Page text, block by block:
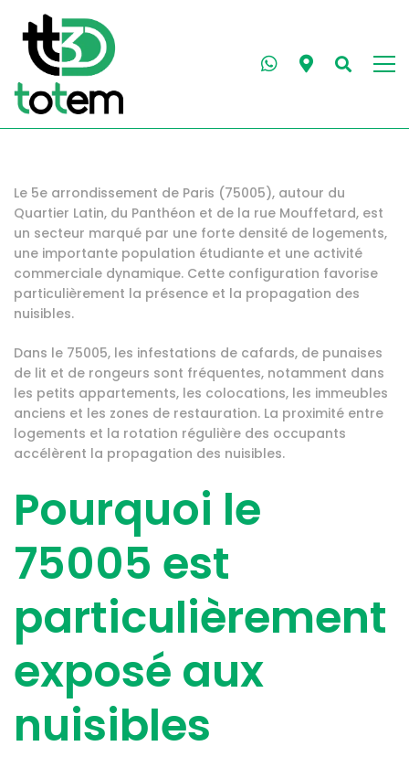
Le 5e arrondissement de Paris (75005), autour du
Quartier Latin, du Panthéon et de la rue Mouffetard, est
un secteur marqué par une forte densité de logements,
une importante population étudiante et une activité
commerciale dynamique. Cette configuration favorise
particulièrement la présence et la propagation des
nuisibles.
Dans le 75005, les infestations de cafards, de punaises
de lit et de rongeurs sont fréquentes, notamment dans
les petits appartements, les colocations, les immeubles
anciens et les zones de restauration. La proximité entre
logements et la rotation régulière des occupants
accélèrent la propagation des nuisibles.
Pourquoi le
75005 est
particulièrement
exposé aux
nuisibles